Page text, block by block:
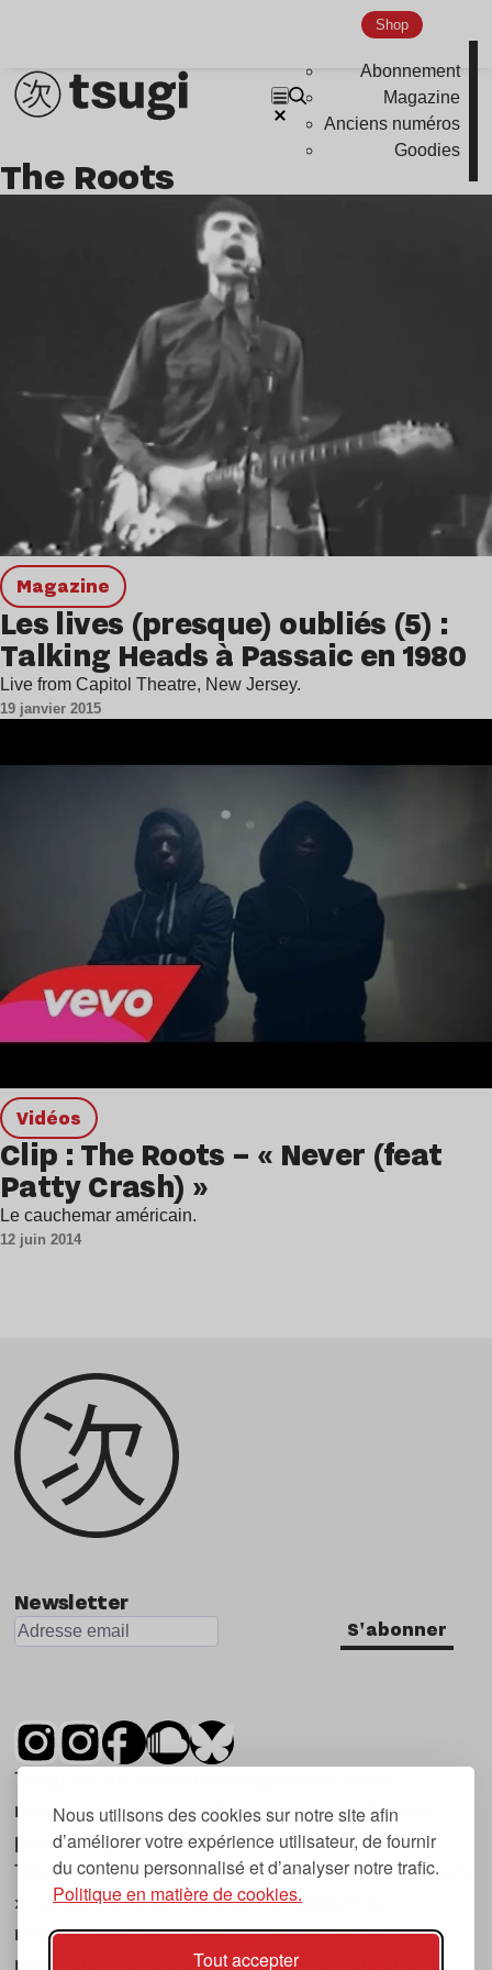
Nous utilisons des cookies sur notre site afin
d’améliorer votre expérience utilisateur, de fournir
du contenu personnalisé et d’analyser notre trafic.
Politique en matière de cookies.
Tout accepter
Shop
Abonnement
Magazine
Anciens numéros
Goodies
The Roots
magazine
Les lives (presque) oubliés (5) :
Talking Heads à Passaic en 1980
Live from Capitol Theatre, New Jersey.
19 janvier 2015
Vidéos
Clip : The Roots – « Never (feat
Patty Crash) »
Le cauchemar américain.
12 juin 2014
Newsletter
S'abonner
Tsugi est un mensuel indépendant sur la
musique et les nouvelles tendances, dont la
première parution date de 2007.
Tsugi en japonais signifie « prochain », « suivant
», ce qui correspond à la thématique du
magazine, à l’affût des nouvelles tendances
musicales, qu’elles viennent de la musique